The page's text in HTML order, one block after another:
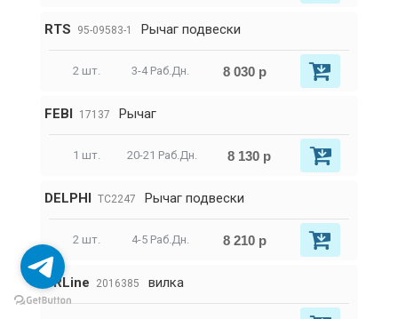
RTS 95-09583-1 Рычаг подвески
2 шт. 3-4 Раб.Дн. 8 030 р
FEBI 17137 Рычаг
1 шт. 20-21 Раб.Дн. 8 130 р
DELPHI TC2247 Рычаг подвески
2 шт. 4-5 Раб.Дн. 8 210 р
SRLine 2016385 вилка